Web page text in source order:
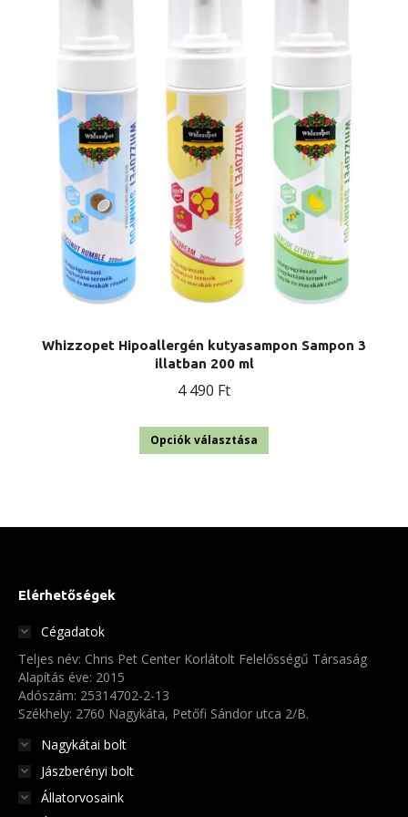
Whizzopet Hipoallergén kutyasampon Sampon 3
illatban 200 ml
4 490 Ft
Opciók választása
termékoldalon
ki
Elérhetőségek
Cégadatok
Teljes név: Chris Pet Center Korlátolt Felelősségű Társaság
Alapítás éve: 2015
Adószám: 25314702-2-13
Székhely: 2760 Nagykáta, Petőfi Sándor utca 2/B.
Nagykátai bolt
Jászberényi bolt
Állatorvosaink